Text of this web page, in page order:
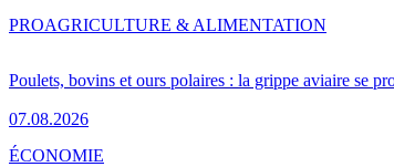
Poulets, bovins et ours polaires : la grippe aviaire se
07.08.2026
PROAGRICULTURE & ALIMENTATION
ÉCONOMIE